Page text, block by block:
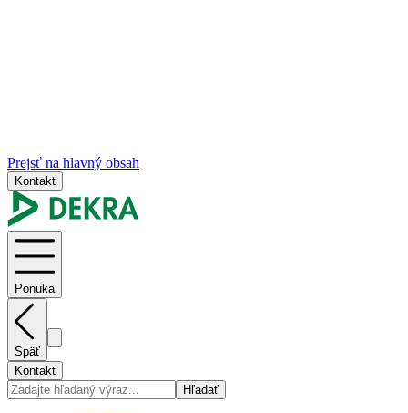
Prejsť na hlavný obsah
Kontakt
Ponuka
Späť
Kontakt
Hľadať